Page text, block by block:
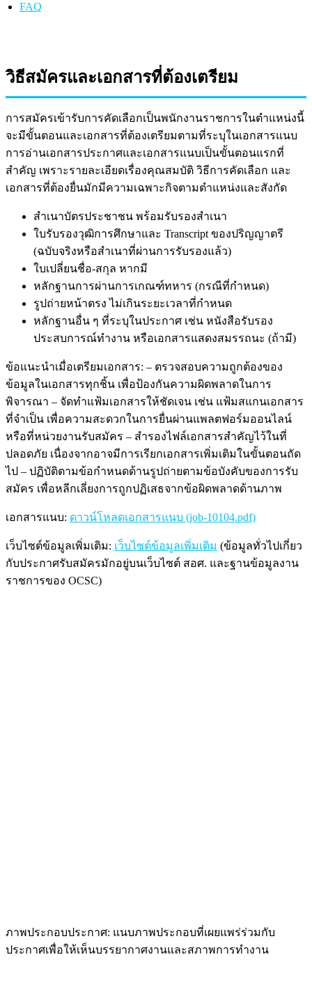
FAQ
วิธีสมัครและเอกสารที่ต้องเตรียม
การสมัครเข้ารับการคัดเลือกเป็นพนักงานราชการในตำแหน่งนี้
จะมีขั้นตอนและเอกสารที่ต้องเตรียมตามที่ระบุในเอกสารแนบ
การอ่านเอกสารประกาศและเอกสารแนบเป็นขั้นตอนแรกที่
สำคัญ เพราะรายละเอียดเรื่องคุณสมบัติ วิธีการคัดเลือก และ
เอกสารที่ต้องยื่นมักมีความเฉพาะกิจตามตำแหน่งและสังกัด
สำเนาบัตรประชาชน พร้อมรับรองสำเนา
ใบรับรองวุฒิการศึกษาและ Transcript ของปริญญาตรี
(ฉบับจริงหรือสำเนาที่ผ่านการรับรองแล้ว)
ใบเปลี่ยนชื่อ-สกุล หากมี
หลักฐานการผ่านการเกณฑ์ทหาร (กรณีที่กำหนด)
รูปถ่ายหน้าตรง ไม่เกินระยะเวลาที่กำหนด
หลักฐานอื่น ๆ ที่ระบุในประกาศ เช่น หนังสือรับรอง
ประสบการณ์ทำงาน หรือเอกสารแสดงสมรรถนะ (ถ้ามี)
ข้อแนะนำเมื่อเตรียมเอกสาร: – ตรวจสอบความถูกต้องของ
ข้อมูลในเอกสารทุกชิ้น เพื่อป้องกันความผิดพลาดในการ
พิจารณา – จัดทำแฟ้มเอกสารให้ชัดเจน เช่น แฟ้มสแกนเอกสาร
ที่จำเป็น เพื่อความสะดวกในการยื่นผ่านแพลตฟอร์มออนไลน์
หรือที่หน่วยงานรับสมัคร – สำรองไฟล์เอกสารสำคัญไว้ในที่
ปลอดภัย เนื่องจากอาจมีการเรียกเอกสารเพิ่มเติมในขั้นตอนถัด
ไป – ปฏิบัติตามข้อกำหนดด้านรูปถ่ายตามข้อบังคับของการรับ
สมัคร เพื่อหลีกเลี่ยงการถูกปฏิเสธจากข้อผิดพลาดด้านภาพ
เอกสารแนบ: ดาวน์โหลดเอกสารแนบ (job-10104.pdf)
เว็บไซต์ข้อมูลเพิ่มเติม: เว็บไซต์ข้อมูลเพิ่มเติม (ข้อมูลทั่วไปเกี่ยว
กับประกาศรับสมัครมักอยู่บนเว็บไซต์ สอศ. และฐานข้อมูลงาน
ราชการของ OCSC)
ภาพประกอบประกาศ: แนบภาพประกอบที่เผยแพร่ร่วมกับ
ประกาศเพื่อให้เห็นบรรยากาศงานและสภาพการทำงาน